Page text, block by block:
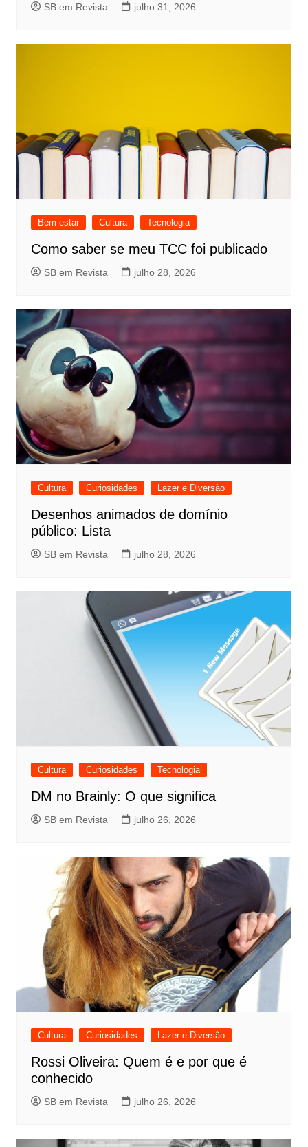
SB em Revista julho 31, 2026
Bem-estar Cultura Tecnologia
Como saber se meu TCC foi publicado
SB em Revista julho 28, 2026
Cultura Curiosidades Lazer e Diversão
Desenhos animados de domínio
público: Lista
SB em Revista julho 28, 2026
Cultura Curiosidades Tecnologia
DM no Brainly: O que significa
SB em Revista julho 26, 2026
Cultura Curiosidades Lazer e Diversão
Rossi Oliveira: Quem é e por que é
conhecido
SB em Revista julho 26, 2026